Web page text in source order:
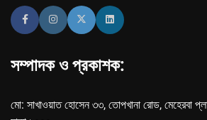
সম্পাদক ও প্রকাশক:
মো: সাখাওয়াত হোসেন ৩৩, তোপখানা রোড, মেহেরবা